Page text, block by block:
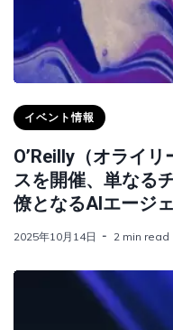
イベント情報
O’Reilly（オライ
スを開催、単なる
僚となるAIエージ
2025年10月14日 2 min read